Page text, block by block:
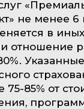
не менее 6
в
отношение
85% от